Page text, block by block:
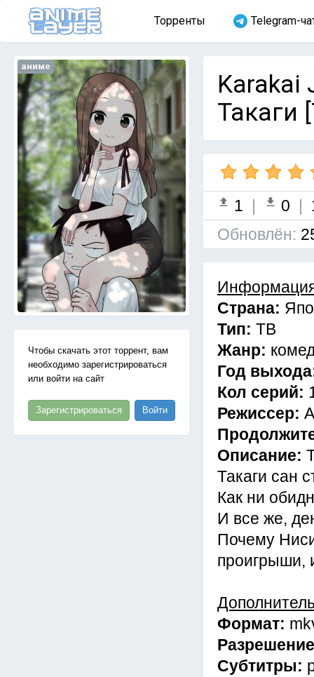
Торренты Telegram-
аниме
Чтобы скачать этот торрент, вам
необходимо зарегистрироваться
или войти на сайт
Зарегистрироваться Войти
Karakai
Такаги
1 | 0 |
Обновлён:
Страна:
Тип: ТВ
Жанр:
Год
Кол серий:
Режиссер:
Описание:
Такаги сан
Как ни
И все же,
Почему
проигрыши,
Формат:
Субтитры: